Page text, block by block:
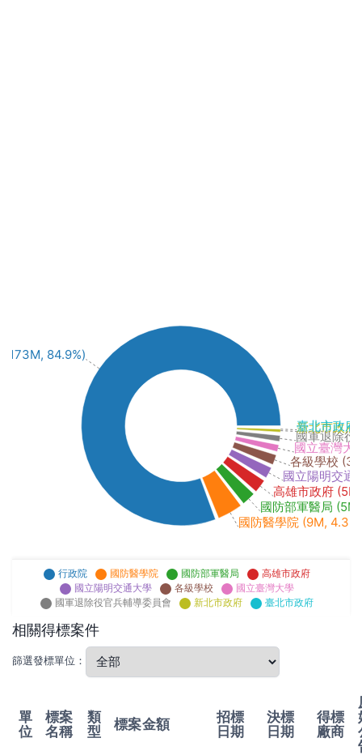
(173M, 84.9%)
國防醫學院 (9M, 4.3%)
國防部軍醫局
高雄市政府
國立陽明交通
各級學校
國立臺灣大
國軍退除役
新北市政府
臺北市政府
行政院 國防醫學院 國防部軍醫局
高雄市政府
國立陽明交通大學
各級學校
國立臺灣大學
國軍退除役官兵輔導委員會
新北市政府 臺北市政府
相關得標案件
篩選發標單位：
單
位
標案
名稱
類
型
標案金額
招標
日期
決標
日期
得標
廠商